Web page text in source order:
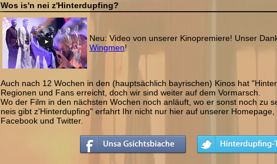
Wos is'n nei z'Hinterdupfing?
Neu: Video von unserer Kinopremiere! Unser
Wingmen!
Auch nach 12 Wochen in den (hauptsächlich bayrischen) Kinos hat
Regionen und Fans erreicht, doch wir sind weiter auf dem Vormarsch.
Wo der Film in den nächsten Wochen noch anläuft, wo er sonst noch zu
neis gibt z'Hinterdupfing" erfahrt Ihr nicht nur hier auf unserer
Facebook und Twitter.